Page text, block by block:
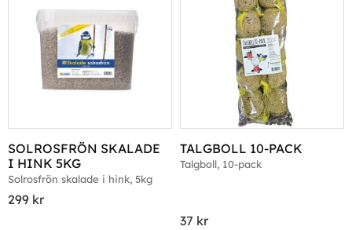
SOLROSFRÖN SKALADE
I HINK 5KG
Solrosfrön skalade i hink, 5kg
299 kr
TALGBOLL 10-PACK
Talgboll, 10-pack
37 kr